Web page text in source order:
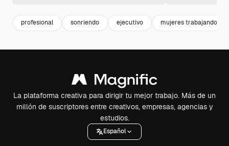
profesional sonriendo ejecutivo mujeres trabajando
La plataforma creativa para dirigir tu mejor trabajo. Más de un
millón de suscriptores entre creativos, empresas, agencias y
estudios.
Español